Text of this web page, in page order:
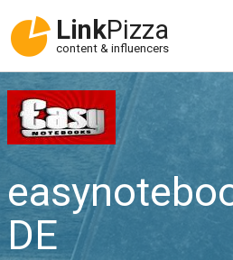
LinkPizza
content & influencers
DE